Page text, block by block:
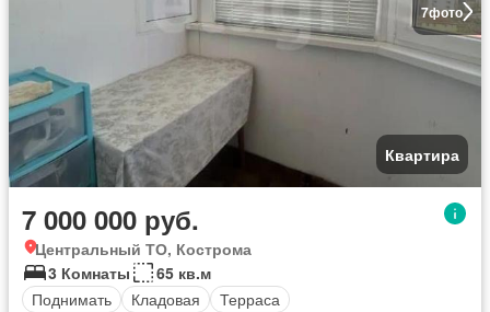
7фото
Квартира
7 000 000 руб.
Центральный ТО, Кострома
3 Комнаты
65 кв.м
Поднимать
Кладовая Терраса